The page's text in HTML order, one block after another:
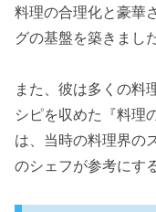
料理の合理化と豪華
グの基盤を築きました
また、彼は多くの料
シピを収めた『料理
は、当時の料理界の
のシェフが参考にす